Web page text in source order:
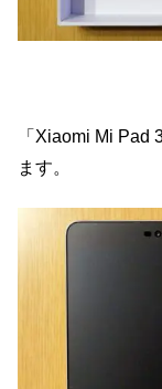
「Xiaomi Mi Pad
ます。